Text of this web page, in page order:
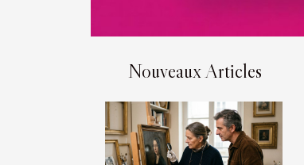
Nouveaux Articles